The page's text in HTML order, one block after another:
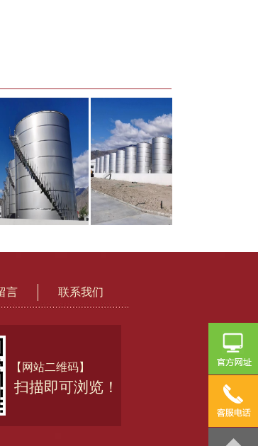
言 联系我们
【网站二维码】
扫描即可浏览！
询
热